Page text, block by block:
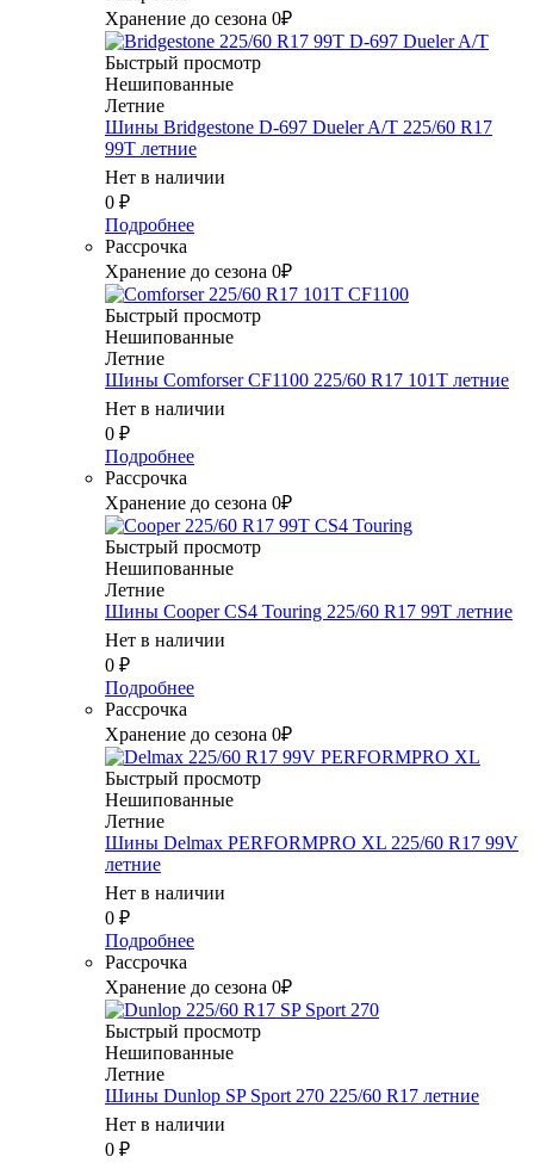
Хранение до сезона 0₽
Быстрый просмотр
Нешипованные
Летние
Шины Bridgestone D-697 Dueler A/T 225/60 R17
99T летние
Нет в наличии
0 ₽
Подробнее
Рассрочка
Хранение до сезона 0₽
Быстрый просмотр
Нешипованные
Летние
Шины Comforser CF1100 225/60 R17 101T летние
Нет в наличии
0 ₽
Подробнее
Рассрочка
Хранение до сезона 0₽
Быстрый просмотр
Нешипованные
Летние
Шины Cooper CS4 Touring 225/60 R17 99T летние
Нет в наличии
0 ₽
Подробнее
Рассрочка
Хранение до сезона 0₽
Быстрый просмотр
Нешипованные
Летние
Шины Delmax PERFORMPRO XL 225/60 R17 99V
летние
Нет в наличии
0 ₽
Подробнее
Рассрочка
Хранение до сезона 0₽
Быстрый просмотр
Нешипованные
Летние
Шины Dunlop SP Sport 270 225/60 R17 летние
Нет в наличии
0 ₽